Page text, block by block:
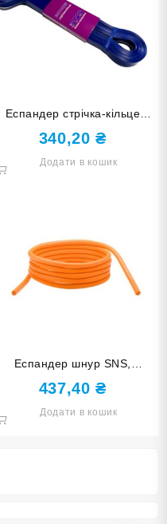
Еспандер стрічка-кільце
SNS навантаження 2-15 кг
145-13
340,20₴
Додати в кошик
Еспандер шнур SNS,
довжина 3 м, товщина 12
мм
437,40₴
Додати в кошик